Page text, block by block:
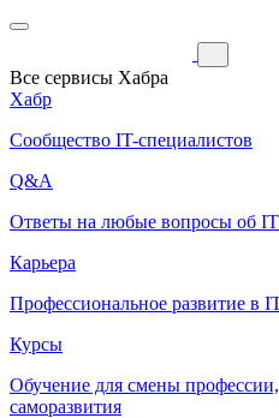
Все сервисы Хабра
Хабр
Сообщество IT-специалистов
Q&A
Ответы на любые вопросы об IT
Карьера
Профессиональное развитие в
Курсы
Обучение для смены профессии,
саморазвития